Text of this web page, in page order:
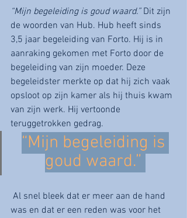
“Mijn begeleiding is goud waard.” Dit zijn
de woorden van Hub. Hub heeft sinds
3,5 jaar begeleiding van Forto. Hij is in
aanraking gekomen met Forto door de
begeleiding van zijn moeder. Deze
begeleidster merkte op dat hij zich vaak
opsloot op zijn kamer als hij thuis kwam
van zijn werk. Hij vertoonde
teruggetrokken gedrag.
“Mijn begeleiding is
goud waard.”
was en dat er een reden was voor het